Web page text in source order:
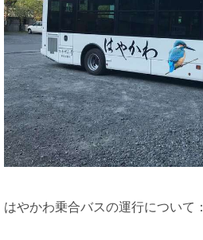
はやかわ乗合バスの運行について：